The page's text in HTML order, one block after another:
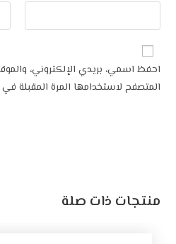
احفظ اسمي، بريدي الإلكتروني،
المتصفح لاستخدامها المرة المقبلة
منتجات ذات صلة